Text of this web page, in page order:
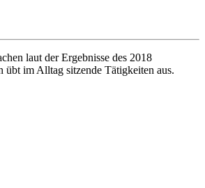
laut der Ergebnisse des 2018
im Alltag sitzende Tätigkeiten aus.